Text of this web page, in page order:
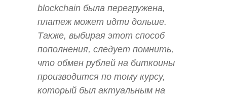
blockchain была перегружена,
платеж может идти дольше.
Также, выбирая этот способ
пополнения, следует помнить,
что обмен рублей на биткоины
производится по тому курсу,
который был актуальным на